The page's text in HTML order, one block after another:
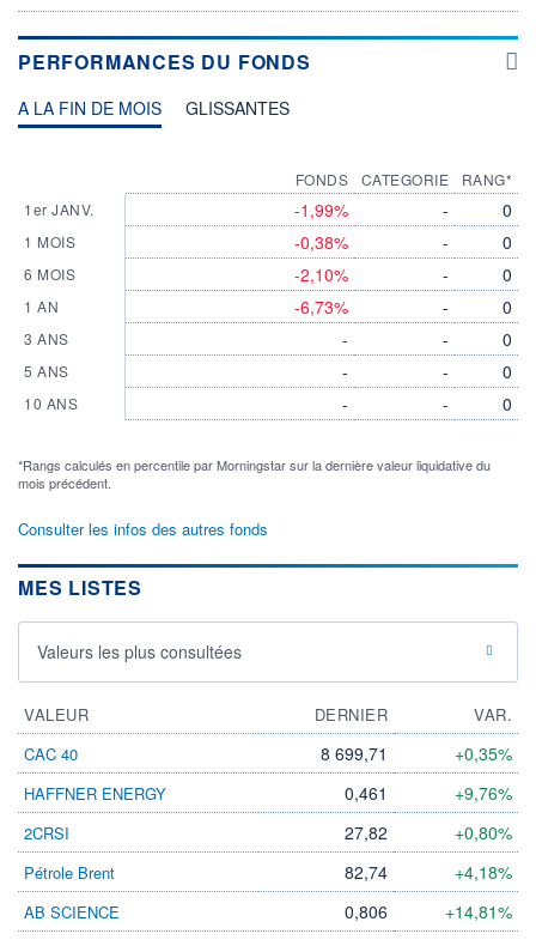
PERFORMANCES DU FONDS
A LA FIN DE MOIS GLISSANTES
1er JANV.
1 MOIS
6 MOIS
1 AN
3 ANS
5 ANS
10 ANS
FONDS
-1,99%
-0,38%
-2,10%
-6,73%
-
-
-
CATEGORIE
-
-
-
-
-
-
-
RANG*
0
0
0
0
0
0
0
*Rangs calculés en percentile par Morningstar sur la dernière valeur liquidative du
mois précédent.
Consulter les infos des autres fonds
MES LISTES
Valeurs les plus consultées
VALEUR DERNIER
VAR.
CAC 40
8 699,71 +0,35%
HAFFNER ENERGY 0,461 +9,76%
2CRSI 27,82 +0,80%
Pétrole Brent 82,74 +4,18%
AB SCIENCE 0,806 +14,81%